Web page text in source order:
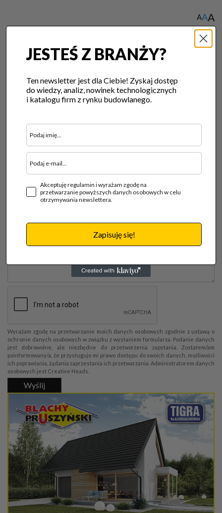
AAA
SKONTAKTUJ SIĘ Z FIRMĄ
Chcesz zamówić produkt usługę tej firmy lub zapytać o
Skorzystaj z formularza kontatowego poniżej:
Imię i Nazwisko
Twój E-mail
Telefon kontaktowy
Wyrażam zgodę na przetwarzanie moich danych osobowych zgodnie z ustawą o
ochronie danych osobowych w związku z wysłaniem formularza. Podanie danych
jest dobrowolne, ale niezbędne do przetworzenia zapytania. Zostałem/am
poinformowany/a, że przysługuje mi prawo dostępu do swoich danych, możliwości
ich poprawiania, żądania zaprzestania ich przetwarzania. Administratorem danych
osobowych jest Creative Heads.
Wyślij
JESTEŚ Z BRANŻY?
Ten newsletter jest dla Ciebie! Zyskaj dostęp
do wiedzy, analiz, nowinek technologicznych
i katalogu firm z rynku budowlanego.
Akceptuję regulamin i wyrażam zgodę na
przetwarzanie powyższych danych osobowych w celu
otrzymywania newslettera.
Zapisuję się!